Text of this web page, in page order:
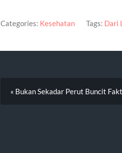
Categories: Kesehatan Tags: Dari
« Bukan Sekadar Perut Buncit